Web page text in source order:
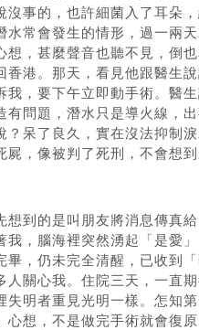
沒事的，也許細菌入了耳朵
水常會發生的情形，過一兩
想，甚麼聲音也聽不見，倒
香港。那天，看見他跟醫生
我，要下午立即動手術。醫
有問題，潛水只是導火線，
？呆了良久，實在沒法抑制
屍，像被判了死刑，不會想到
想到的是叫朋友將消息傳真
我，腦海裡突然湧起「是愛
畢，仍未完全清醒，已收到
人關心我。住院三天，一直
失明者重見光明一樣。怎知
心想，不是做完手術就會復